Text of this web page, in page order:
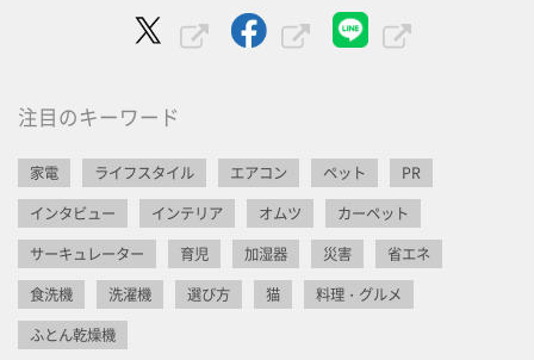
注目のキーワード
家電 ライフスタイル エアコン ペット
PR
インタビュー
インテリア オムツ
カーペット
サーキュレーター
育児 加湿器 災害
省エネ
食洗機
洗濯機 選び方 猫
料理・グルメ
ふとん乾燥機